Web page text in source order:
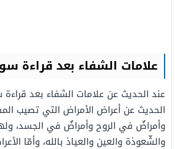
علامات الشفاء بعد قراءة
عند الحديث عن علامات الشفاء بعد قراءة
الحديث عن أعراض الأمراض التي تصيب
وأمراضٌ في الروح وأمراضٌ في الجسد،
والشّعوذة والعين والعياذ بالله، وأمّا